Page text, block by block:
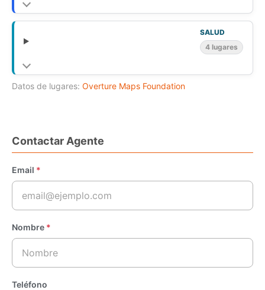
SALUD
4 lugares
Datos de lugares: Overture Maps Foundation
Contactar Agente
Email *
Nombre *
Teléfono